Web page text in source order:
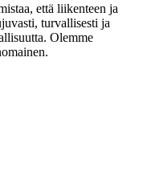
että liikenteen ja
turvallisesti ja
Olemme